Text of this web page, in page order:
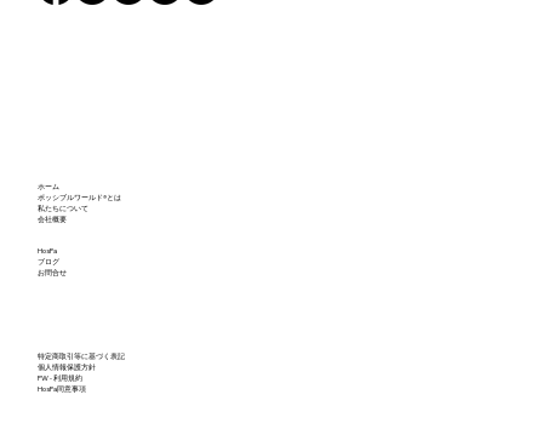
の軌跡：ポッシブルワールドが映し出し
ホーム
ポッシブルワールド®とは
私たちについて
会社概要
HosPa
ブログ
お問合せ
特定商取引等に基づく表記
個人情報保護方針
PW - 利用規約
HosPa同意事項